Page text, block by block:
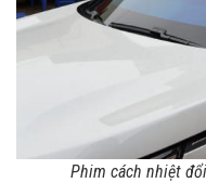
Phim cách nhiệt